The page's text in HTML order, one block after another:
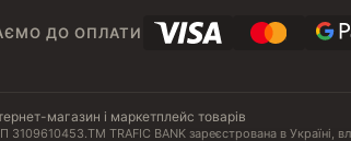
ДО ОПЛАТИ
магазин і маркетплейс товарів
3109610453.ТМ TRAFIC BANK зареєстрована в Україні,